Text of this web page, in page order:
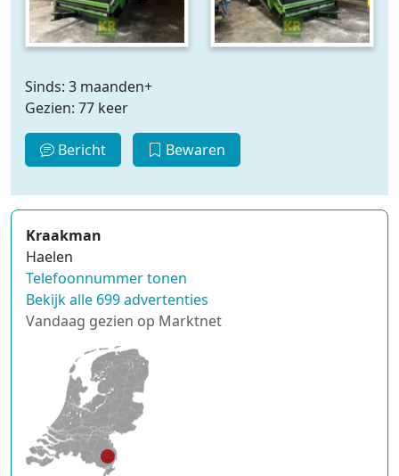
Sinds: 3 maanden+
Gezien: 77 keer
Bericht Bewaren
Kraakman
Haelen
Telefoonnummer tonen
Bekijk alle 699 advertenties
Vandaag gezien op Marktnet